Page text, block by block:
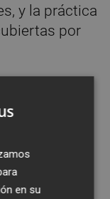
y la práctica
por
de
de
socios
de
en su